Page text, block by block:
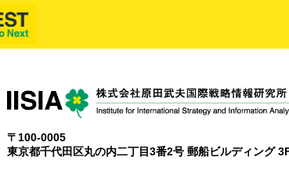
〒100-0005
東京都千代田区丸の内二丁目3番2号 郵船ビルディング